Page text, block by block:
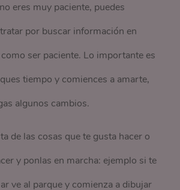
eres muy paciente, puedes
por buscar información en
ser paciente. Lo importante es
tiempo y comiences a amarte,
algunos cambios.
de las cosas que te gusta hacer o
y ponlas en marcha: ejemplo si te
ve al parque y comienza a dibujar